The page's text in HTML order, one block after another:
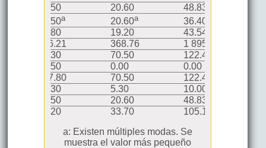
42.50
20.60 48.83
25.50a 20.60a 36.40
23.80 19.20 43.54
566.21
368.76 1 895.37
82.30
70.50 122.40
25.50
0.00 0.00
107.80
70.50 122.40
28.30 5.30 10.00
42.50 20.60 48.83
53.20 33.70 105.10
a: Existen múltiples modas. Se
muestra el valor más pequeño